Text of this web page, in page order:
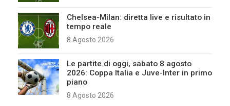
Chelsea-Milan: diretta live e risultato in
tempo reale
8 Agosto 2026
Le partite di oggi, sabato 8 agosto
2026: Coppa Italia e Juve-Inter in primo
piano
8 Agosto 2026